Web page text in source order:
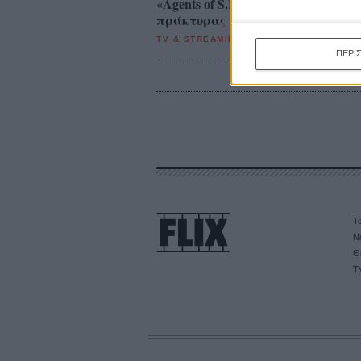
πράκτορας
TV & STREAMING 27 ΣΕΠ 2013/